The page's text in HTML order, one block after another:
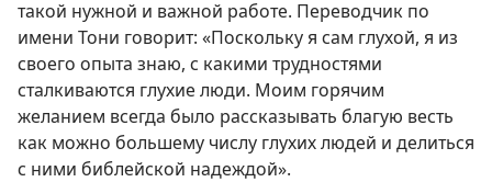
такой нужной и важной работе. Переводчик по
имени Тони говорит: «Поскольку я сам глухой, я из
своего опыта знаю, с какими трудностями
сталкиваются глухие люди. Моим горячим
желанием всегда было рассказывать благую весть
как можно большему числу глухих людей и делиться
с ними библейской надеждой».